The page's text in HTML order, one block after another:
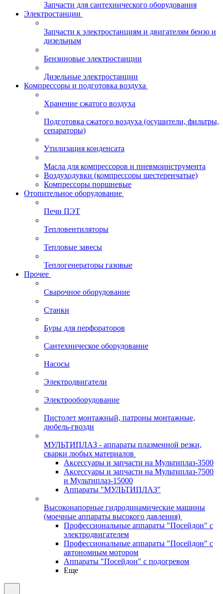
Запчасти для сантехнического оборудования
Электростанции
Запчасти к электростанциям и двигателям бензо и
дизельным
Бензиновые электростанции
Дизельные электростанции
Компрессоры и подготовка воздуха
Хранение сжатого воздуха
Подготовка сжатого воздуха (осушители, фильтры,
сепараторы)
Утилизация конденсата
Масла для компрессоров и пневмоинструмента
Воздуходувки (компрессоры шестеренчатые)
Компрессоры поршневые
Отопительное оборудование
Печи ПЭТ
Тепловентиляторы
Тепловые завесы
Теплогенераторы газовые
Прочее
Сварочное оборудование
Станки
Буры для перфораторов
Сантехническое оборудование
Насосы
Электродвигатели
Электрооборудование
Пистолет монтажный, патроны монтажные,
дюбель-гвозди
МУЛЬТИПЛАЗ - аппараты плазменной резки,
сварки любых материалов
Аксессуары и запчасти на Мультиплаз-3500
Аксессуары и запчасти на Мультиплаз-7500
и Мультиплаз-15000
Аппараты "МУЛЬТИПЛАЗ"
Высоконапорные гидродинамические машины
(моечные аппараты высокого давления)
Профессиональные аппараты "Посейдон" с
электродвигателем
Профессиональные аппараты "Посейдон" с
автономным мотором
Аппараты "Посейдон" с подогревом
Еще